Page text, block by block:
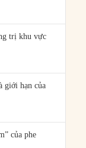
trị khu vực
giới hạn của
của phe